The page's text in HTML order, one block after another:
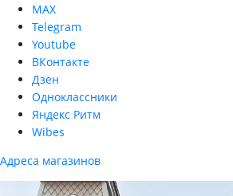
MAX
Telegram
Youtube
ВКонтакте
Дзен
Одноклассники
Яндекс Ритм
Wibes
Адреса магазинов